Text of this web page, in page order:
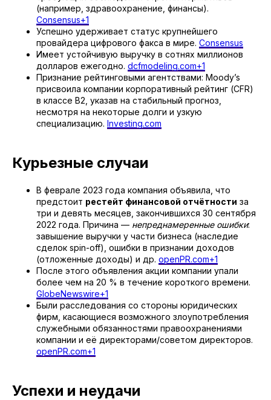
(например, здравоохранение, финансы).
Consensus+1
Успешно удерживает статус крупнейшего
провайдера цифрового факса в мире. Consensus
Имеет устойчивую выручку в сотнях миллионов
долларов ежегодно. dcfmodeling.com+1
Признание рейтинговыми агентствами: Moody’s
присвоила компании корпоративный рейтинг (CFR)
в классе B2, указав на стабильный прогноз,
несмотря на некоторые долги и узкую
специализацию. Investing.com
Курьезные случаи
В феврале 2023 года компания объявила, что
предстоит рестейт финансовой отчётности за
три и девять месяцев, закончившихся 30 сентября
2022 года. Причина — непреднамеренные ошибки:
завышение выручки у части бизнеса (наследие
сделок spin-off), ошибки в признании доходов
(отложенные доходы) и др. openPR.com+1
После этого объявления акции компании упали
более чем на 20 % в течение короткого времени.
GlobeNewswire+1
Были расследования со стороны юридических
фирм, касающиеся возможного злоупотребления
служебными обязанностями правоохранениями
компании и её директорами/советом директоров.
openPR.com+1
Успехи и неудачи